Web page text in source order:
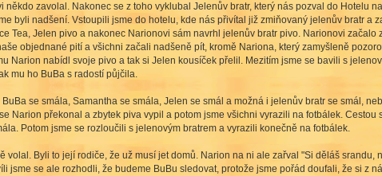
zavolal. Nakonec se z toho vyklubal Jelenův bratr, který nás pozval do Hotelu
byli nadšení. Vstoupili jsme do hotelu, kde nás přivítal již zmiňovaný jelenův bratr a
Tea, Jelen pivo a nakonec Narionovi sám navrhl jelenův bratr pivo. Narionovi začalo
objednané pití a všichni začali nadšeně pít, kromě Nariona, který zamyšleně
Narion nabídl svoje pivo a tak si Jelen kousíček přelil. Mezitím jsme se bavili s
mu ho BuBa s radostí půjčila.
se smála, Samantha se smála, Jelen se smál a možná i jelenův bratr se smál,
Narion překonal a zbytek piva vypil a potom jsme všichni vyrazili na fotbálek. Cestou
Potom jsme se rozloučili s jelenovým bratrem a vyrazili konečně na fotbálek.
Byli to její rodiče, že už musí jet domů. Narion na ni ale zařval "Si děláš srandu,
jsme se ale rozhodli, že budeme BuBu sledovat, protože jsme pořád doufali, že si z